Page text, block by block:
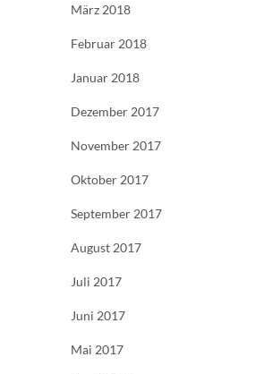
März 2018
Februar 2018
Januar 2018
Dezember 2017
November 2017
Oktober 2017
September 2017
August 2017
Juli 2017
Juni 2017
Mai 2017